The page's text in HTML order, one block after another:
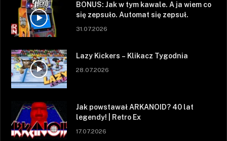
BONUS: Jak w tym kawale. A ja wiem co
się zepsuło. Automat się zepsuł.
31.07.2026
Lazy Kickers – Klikacz Tygodnia
28.07.2026
Jak powstawał ARKANOID? 40 lat
legendy! | Retro Ex
17.07.2026